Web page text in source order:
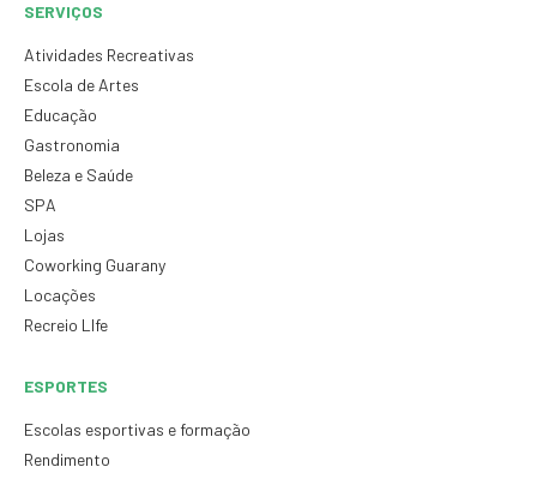
SERVIÇOS
Atividades Recreativas
Escola de Artes
Educação
Gastronomia
Beleza e Saúde
SPA
Lojas
Coworking Guarany
Locações
Recreio LIfe
ESPORTES
Escolas esportivas e formação
Rendimento